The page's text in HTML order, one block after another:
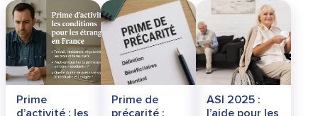
Prime
d’activité : les
Prime de
précarité :
ASI 2025 :
l’aide pour les